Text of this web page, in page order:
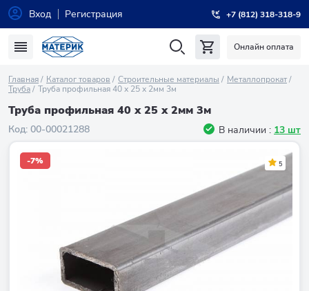
Вход Регистрация +7 (812) 318-318-9
Онлайн оплата
Главная Каталог товаров Строительные материалы
Металлопрокат
Труба
Труба профильная 40 х 25 х 2мм 3м
Труба профильная 40 х 25 х 2мм 3м
Код: 00-00021288 В наличии : 13 шт
-7% 5